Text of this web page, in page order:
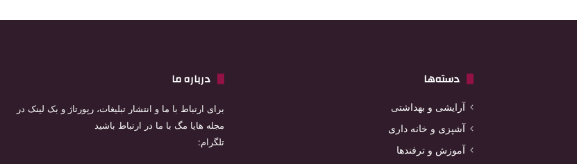
دسته‌ها
آرایشی و بهداشتی
آشپزی و خانه داری
آموزش و ترفندها
درباره ما
برای ارتباط با ما و انتشار تبلیغات، رپورتاژ و بک لینک در
مجله هایا مگ با ما در ارتباط باشید
تلگرام: